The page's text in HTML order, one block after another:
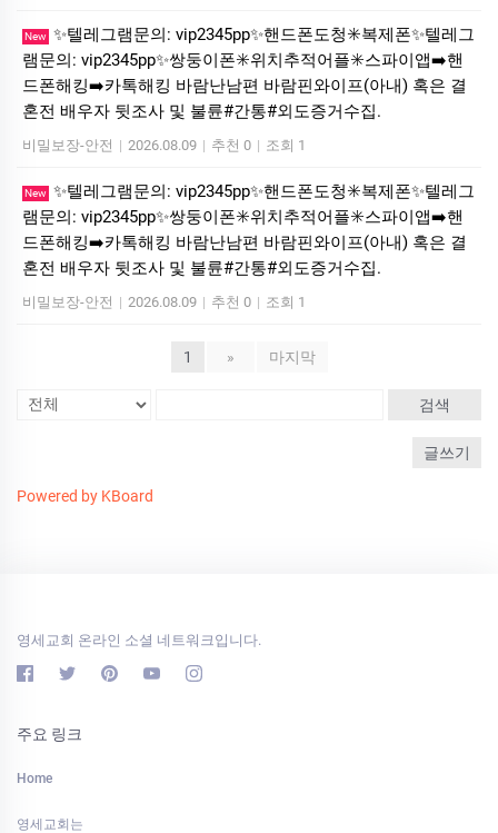
New ✨텔레그램문의: vip2345pp✨핸드폰도청✳️복제폰✨텔레그
램문의: vip2345pp✨쌍둥이폰✳️위치추적어플✳️스파이앱➡️핸
드폰해킹➡️카톡해킹 바람난남편 바람핀와이프(아내) 혹은 결
혼전 배우자 뒷조사 및 불륜#간통#외도증거수집.
비밀보장-안전 | 2026.08.09 | 추천 0 | 조회 1
New ✨텔레그램문의: vip2345pp✨핸드폰도청✳️복제폰✨텔레그
램문의: vip2345pp✨쌍둥이폰✳️위치추적어플✳️스파이앱➡️핸
드폰해킹➡️카톡해킹 바람난남편 바람핀와이프(아내) 혹은 결
혼전 배우자 뒷조사 및 불륜#간통#외도증거수집.
비밀보장-안전 | 2026.08.09 | 추천 0 | 조회 1
1 » 마지막
검색
글쓰기
Powered by KBoard
영세교회 온라인 소셜 네트워크입니다.
주요 링크
Home
영세교회는